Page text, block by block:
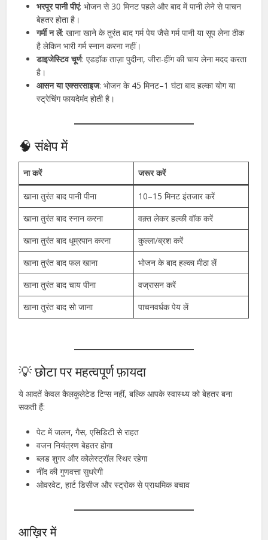
भरपूर पानी पीएं: भोजन से 30 मिनट पहले और बाद में पानी लेने से पाचन
बेहतर होता है।
गर्मी न लें: खाना खाने के तुरंत बाद गर्म पेय जैसे गर्म पानी या सूप लेना ठीक
है लेकिन भारी गर्म स्नान करना नहीं।
डाइजेस्टिव चूर्ण: एडहॉक ताज़ा पुदीना, जीरा-हींग की चाय लेना मदद करता
है।
आसन या एक्सरसाइज: भोजन के 45 मिनट–1 घंटा बाद हल्का योग या
स्ट्रेचिंग फायदेमंद होती है।
🧠 संक्षेप में
ना करें जरूर करें
खाना तुरंत बाद पानी पीना
10–15 मिनट इंतजार करें
खाना तुरंत बाद स्नान करना
वक़्त लेकर हल्की वॉक करें
खाना तुरंत बाद धूम्रपान करना
कुल्ला/ब्रश करें
खाना तुरंत बाद फल खाना
भोजन के बाद हल्का मीठा लें
खाना तुरंत बाद चाय पीना
वज्रासन करें
खाना तुरंत बाद सो जाना
पाचनवर्धक पेय लें
💡 छोटा पर महत्वपूर्ण फ़ायदा
ये आदतें केवल कैलकुलेटेड टिप्स नहीं, बल्कि आपके स्वास्थ्य को बेहतर बना
सकती हैं:
पेट में जलन, गैस, एसिडिटी से राहत
वजन नियंत्रण बेहतर होगा
ब्लड शुगर और कोलेस्ट्रॉल स्थिर रहेगा
नींद की गुणवत्ता सुधरेगी
ओवरवेट, हार्ट डिसीज और स्ट्रोक से प्राथमिक बचाव
आख़िर में